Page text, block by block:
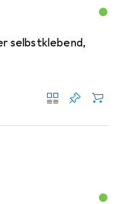
selbstklebend,